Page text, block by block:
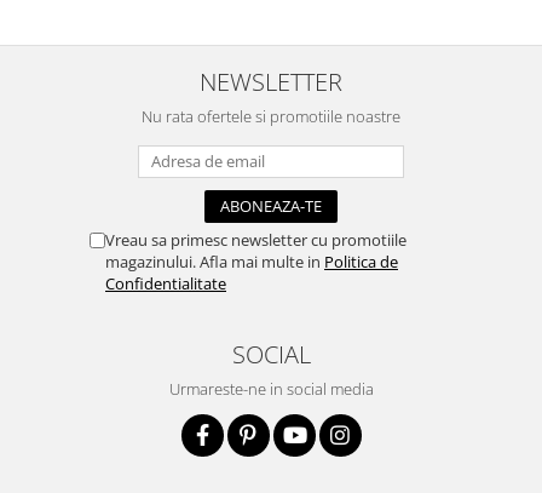
NEWSLETTER
Nu rata ofertele si promotiile noastre
Vreau sa primesc newsletter cu promotiile
magazinului. Afla mai multe in Politica de
Confidentialitate
SOCIAL
Urmareste-ne in social media